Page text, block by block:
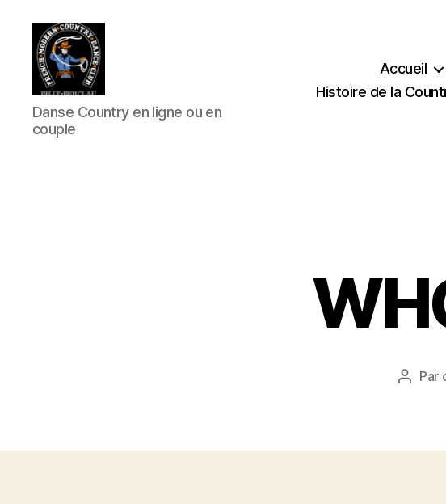
Club
Country
FMCDC
Danse Country en ligne ou en
couple
Accueil
Histoire de la
Auteur
Par